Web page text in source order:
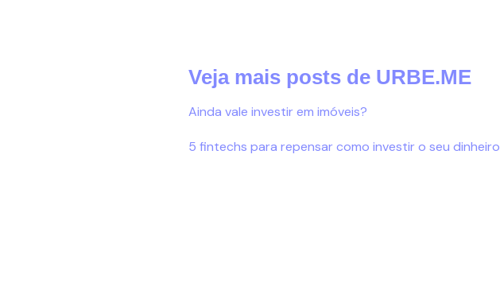
Veja mais posts de URBE.ME
Ainda vale investir em imóveis?
5 fintechs para repensar como investir o seu dinheiro